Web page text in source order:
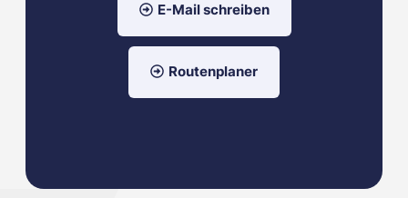
E-Mail schreiben
Routenplaner